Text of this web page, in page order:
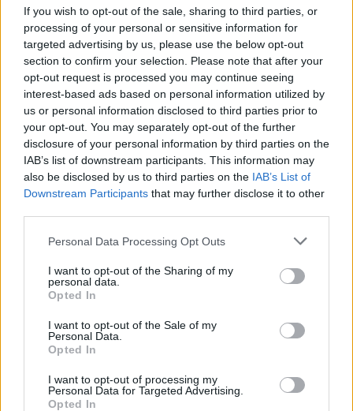
If you wish to opt-out of the sale, sharing to third parties, or
processing of your personal or sensitive information for
targeted advertising by us, please use the below opt-out
section to confirm your selection. Please note that after your
opt-out request is processed you may continue seeing
interest-based ads based on personal information utilized by
us or personal information disclosed to third parties prior to
your opt-out. You may separately opt-out of the further
disclosure of your personal information by third parties on the
IAB’s list of downstream participants. This information may
also be disclosed by us to third parties on the IAB’s List of
Downstream Participants that may further disclose it to other
Personal Data Processing Opt Outs
I want to opt-out of the Sharing of my
personal data.
Opted In
I want to opt-out of the Sale of my
Personal Data.
Opted In
I want to opt-out of processing my
Personal Data for Targeted Advertising.
Opted In
χαρτικά μέχρι είδη διατροφής, αλοιφές,
εσώρουχα, σερβίτσια, μπρίκια κ.λπ. Το
κατάντημα αυτό είναι το απαύγασμα μιας
κοινωνίας, η οποία εξασθενημένη και ανήμπορη
δίνει μεγάλα ποσοστά στον κατά συρροή
δολοφόνο προσπαθώντας μέσα της να βρει έναν
τόπο, έναν χώρο ψευδεπίγραφης ικανοποίησης,
μια απατηλή τεχνητή χαλάρωση, χωρίς βέβαια
να τα καταφέρνει, με τον κρατικό μηχανισμό
αμέτοχο, άβουλο και κατευθυνόμενο να κοιτάει
να συνεργεί στον ευνουχισμό και την
πνευματική εξαθλίωση και αποχαύνωση.
Η επανασύνδεση με τις πραγματικές αξίες που
διαμόρφωσαν χαρακτήρες, άλλαξαν
καταστάσεις, γέννησαν υπερασπιστές και
επαναστάτες είναι μονόδρομος. Η αποβολή των
εξανθημάτων και η απομάκρυνση των μιαρών,